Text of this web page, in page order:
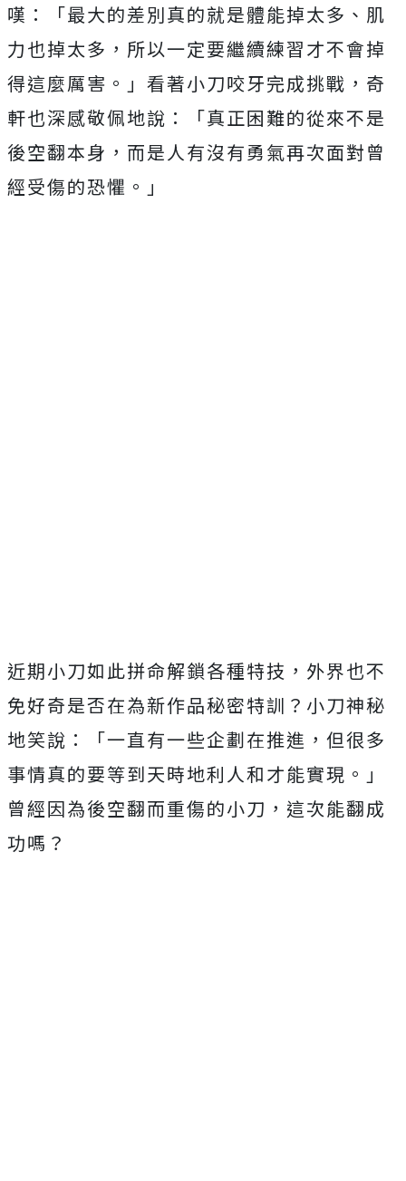
嘆：「最大的差別真的就是體能掉太多、肌
力也掉太多， 所以一定要繼續練習才不會掉
得這麼厲害。」 看著小刀咬牙完成挑戰，奇
軒也深感敬佩地說：「真正困難的從來不是
後空翻本身， 而是人有沒有勇氣再次面對曾
經受傷的恐懼。」
近期小刀如此拼命解鎖各種特技， 外界也不
免好奇是否在為新作品秘密特訓？小刀神秘
地笑說：「一直有一些企劃在推進， 但很多
事情真的要等到天時地利人和才能實現。」
曾經因為後空翻而重傷的小刀，這次能翻成
功嗎？